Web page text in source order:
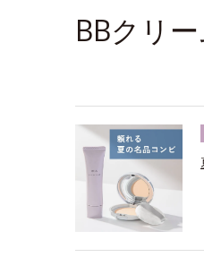
BBクリ